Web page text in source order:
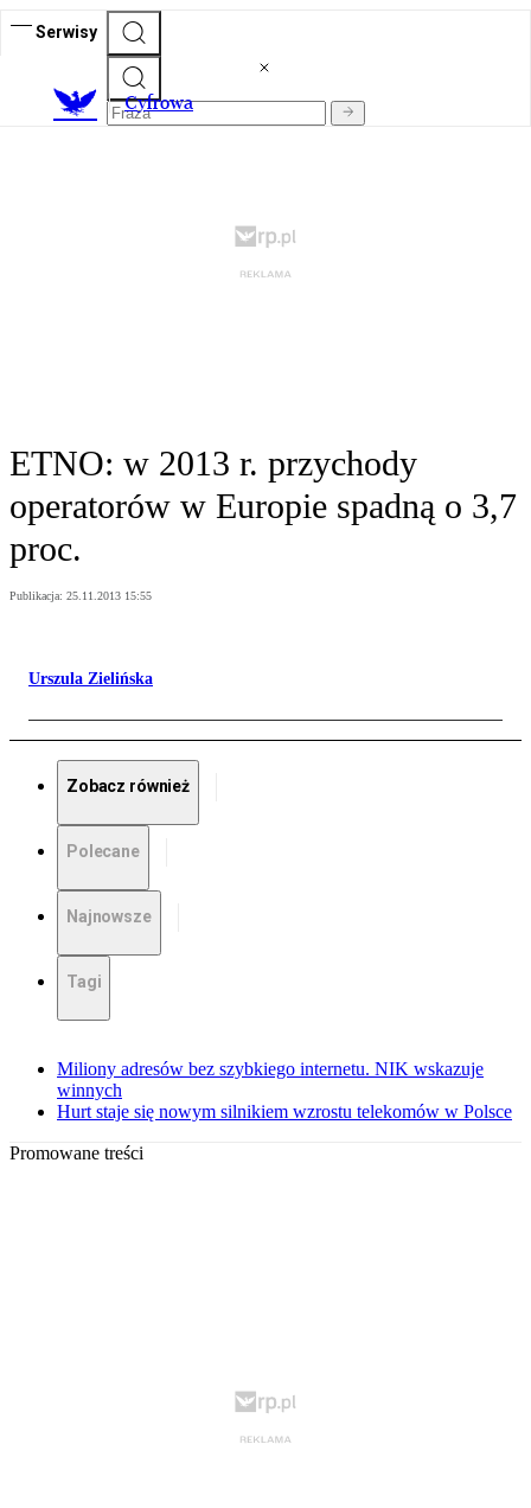
Serwisy
Cyfrowa
ETNO: w 2013 r. przychody
operatorów w Europie spadną o 3,7
proc.
Publikacja: 25.11.2013 15:55
Urszula Zielińska
Zobacz również
Polecane
Najnowsze
Tagi
Miliony adresów bez szybkiego internetu. NIK wskazuje
winnych
Hurt staje się nowym silnikiem wzrostu telekomów w Polsce
Promowane treści